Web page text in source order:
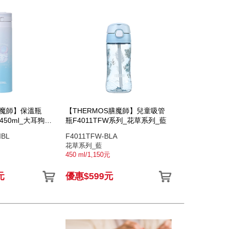
師】保溫瓶
大耳狗甜
【THERMOS膳魔師】兒童吸管
瓶F4011TFW系列_花草系列_藍
F4011TFW-BLA
花草系列_藍
450 ml/1,150元
優惠$599元